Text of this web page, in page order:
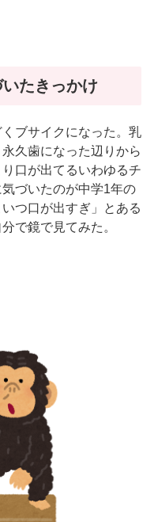
たきっかけ
ブサイクになった。乳
久歯になった辺りから
口が出てるいわゆるチ
づいたのが中学1年の
つ口が出すぎ」とある
で鏡で見てみた。